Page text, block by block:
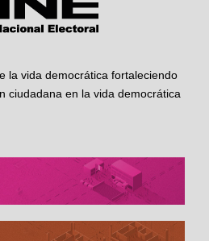
la vida democrática fortaleciendo
ciudadana en la vida democrática